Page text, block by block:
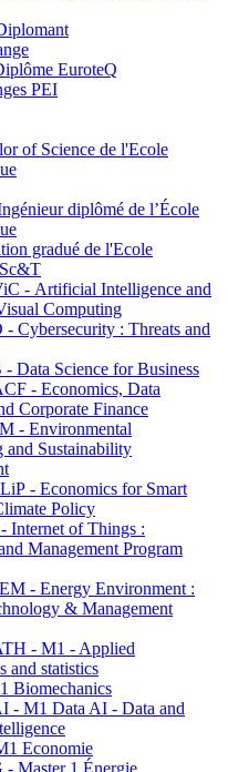
EuroteQ
PEI
of Science de l'Ecole
diplômé de l’École
gradué de l'Ecole
- Artificial Intelligence and
Computing
Cybersecurity : Threats and
Data Science for Business
- Economics, Data
Corporate Finance
- Environmental
and Sustainability
- Economics for Smart
Policy
Internet of Things :
Management Program
- Energy Environment :
& Management
- M1 - Applied
and statistics
Biomechanics
- M1 Data AI - Data and
Economie
Master 1 Énergie